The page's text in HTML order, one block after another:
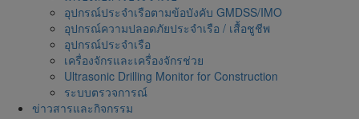
อุปกรณ์ประจำเรือตามข้อบังคับ GMDSS/IMO
อุปกรณ์ความปลอดภัยประจำเรือ / เสื้อชูชีพ
อุปกรณ์ประจำเรือ
เครื่องจักรและเครื่องจักรช่วย
Ultrasonic Drilling Monitor for Construction
ระบบตรวจการณ์
ข่าวสารและกิจกรรม